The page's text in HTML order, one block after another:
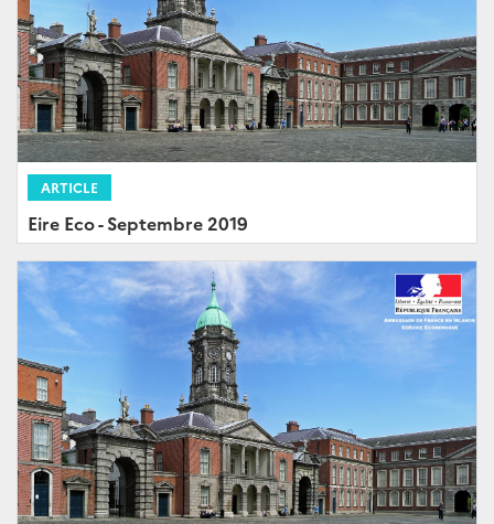
ARTICLE
Eire Eco - Septembre 2019